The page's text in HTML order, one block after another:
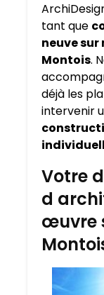
tant que
neuve sur
Montois.
déjà les
intervenir
Votre
d
œuvre